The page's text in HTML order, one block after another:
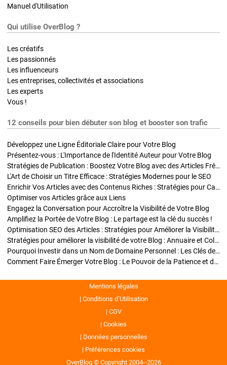
Manuel d'Utilisation
Qui utilise OverBlog ?
Les créatifs
Les passionnés
Les influenceurs
Les entreprises, collectivités et associations
Les experts
Vous !
12 conseils pour bien débuter son blog et booster son trafic
Développez une Ligne Éditoriale Claire pour Votre Blog
Présentez-vous : L'Importance de l'Identité Auteur pour Votre Blog
Stratégies de Publication : Boostez Votre Blog avec des Articles Fréquents et Exclusifs
L'Art de Choisir un Titre Efficace : Stratégies Modernes pour le SEO
Enrichir Vos Articles avec des Contenus Riches : Stratégies pour Captiver et Optimiser
Optimiser vos Articles grâce aux Liens
Engagez la Conversation pour Accroître la Visibilité de Votre Blog
Amplifiez la Portée de Votre Blog : Le partage est la clé du succès !
Optimisation SEO des Articles : Stratégies pour Améliorer la Visibilité de Votre Blog
Stratégies pour améliorer la visibilité de votre Blog : Annuaire et Collaborations
Pourquoi Investir dans un Nom de Domaine Personnel : Les Clés de la Réussite de Votre Blog
Comment Faire Émerger Votre Blog : Le Pouvoir de la Patience et de la Persévérance
Mentions légales
Conditions d’Utilisation
CGV
Cookies
Données personnelles
Préférences cookies
OverBlog © Copyright 2004--2026